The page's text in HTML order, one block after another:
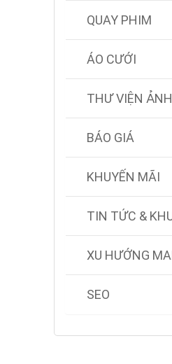
QUAY PHIM
ÁO CƯỚI
THƯ VIỆN ẢNH
BÁO GIÁ
KHUYẾN MÃI
TIN TỨC &
XU HƯỚNG
SEO